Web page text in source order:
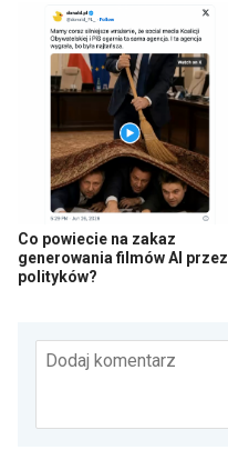
Co powiecie na zakaz
generowania filmów AI przez
polityków?
Dodaj komentarz